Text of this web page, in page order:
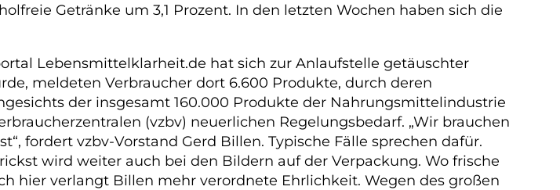
Getränke um 3,1 Prozent. In den letzten Wochen haben sich die
Lebensmittelklarheit.de hat sich zur Anlaufstelle getäuschter
meldeten Verbraucher dort 6.600 Produkte, durch deren
der insgesamt 160.000 Produkte der Nahrungsmittelindustrie
(vzbv) neuerlichen Regelungsbedarf. „Wir brauchen
fordert vzbv-Vorstand Gerd Billen. Typische Fälle sprechen dafür.
wird weiter auch bei den Bildern auf der Verpackung. Wo frische
hier verlangt Billen mehr verordnete Ehrlichkeit. Wegen des großen